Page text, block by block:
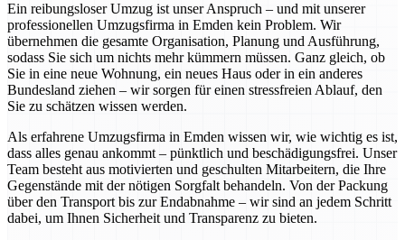
Ein reibungsloser Umzug ist unser Anspruch – und mit unserer
professionellen Umzugsfirma in Emden kein Problem. Wir
übernehmen die gesamte Organisation, Planung und Ausführung,
sodass Sie sich um nichts mehr kümmern müssen. Ganz gleich, ob
Sie in eine neue Wohnung, ein neues Haus oder in ein anderes
Bundesland ziehen – wir sorgen für einen stressfreien Ablauf, den
Sie zu schätzen wissen werden.
Als erfahrene Umzugsfirma in Emden wissen wir, wie wichtig es ist,
dass alles genau ankommt – pünktlich und beschädigungsfrei. Unser
Team besteht aus motivierten und geschulten Mitarbeitern, die Ihre
Gegenstände mit der nötigen Sorgfalt behandeln. Von der Packung
über den Transport bis zur Endabnahme – wir sind an jedem Schritt
dabei, um Ihnen Sicherheit und Transparenz zu bieten.